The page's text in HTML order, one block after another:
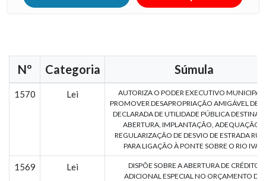
Nº Categoria Súmula
1570 Lei
AUTORIZA O PODER EXECUTIVO MUNICIPAL
PROMOVER DESAPROPRIAÇÃO AMIGÁVEL DE
DECLARADA DE UTILIDADE PÚBLICA
ABERTURA, IMPLANTAÇÃO, ADEQUAÇÃO E
REGULARIZAÇÃO DE DESVIO DE ESTRADA
PARA LIGAÇÃO À PONTE SOBRE O RIO IVA...
1569 Lei
DISPÕE SOBRE A ABERTURA DE CRÉDITO
ADICIONAL ESPECIAL NO ORÇAMENTO DO